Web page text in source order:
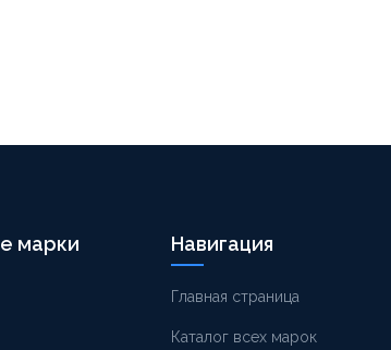
марки Навигация
Главная страница
Каталог всех марок